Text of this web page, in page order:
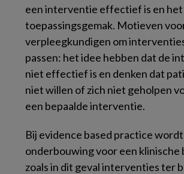
een interventie effectief is en het
toepassingsgemak. Motieven
verpleegkundigen om
passen: het idee hebben dat de
niet effectief is en denken dat
niet willen of zich niet geholpen
een bepaalde interventie.
Bij evidence based practice
onderbouwing voor een klinische
zoals in dit geval interventies ter